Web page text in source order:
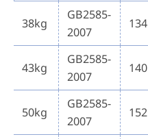
38kg
GB2585-
2007
134
43kg
GB2585-
2007
140
50kg
GB2585-
2007
152